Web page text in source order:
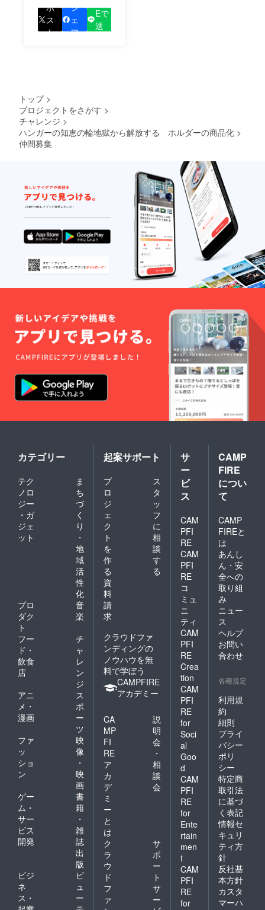
をして、あなたが応援
しているプロジェクト
の良さを知ってもらい
ポ
ス
ト
シ
ェ
ア
Eで
送
トップ >
プロジェクトをさがす >
チャレンジ >
ハンガーの知恵の輪地獄から解放する ホルダーの商品化 >
仲間募集
カテゴリー
テク
ノロ
ジー
・ガ
ジェ
ット
ま
ち
づ
く
り
・
地
域
活
性
化
プロ
ダク
ト
音
楽
フー
ド・
飲食
店
チ
ャ
レ
ン
ジ
アニ
メ・
漫画
ス
ポ
ー
ツ
ファ
ッ
ショ
ン
映
像
・
映
画
ゲー
ム・
サー
ビス
開発
書
籍
・
雑
誌
出
版
ビジ
ネ
ス・
ビ
ュ
ー
起案サポート
プ
ロ
ジ
ェ
ク
ト
を
作
る
ス
タ
ッ
フ
に
相
談
す
る
資
料
請
求
クラウドファ
ンディングの
ノウハウを無
料で学ぼう
CAMPFIRE
アカデミー
CA
MP
FI
RE
ア
カ
デ
ミ
ー
と
は
説
明
会
・
相
談
会
ク
ラ
ウ
ド
フ
ァ
サ
ポ
ー
ト
サ
ー
サ
ー
ビ
ス
CAM
PFI
RE
CAM
PFI
RE
コ
ミュ
ニ
ティ
CAM
PFI
RE
Crea
tion
CAM
PFI
RE
for
Soci
al
Goo
d
CAM
PFI
RE
for
Ente
rtain
men
t
CAM
PFI
RE
for
CAMP
FIRE
につい
て
CAMP
FIREと
は
あんし
ん・安
全への
取り組
み
ニュー
ス
ヘルプ
お問い
合わせ
各種規定
利用規
約
細則
プライ
バシー
ポリ
シー
特定商
取引法
に基づ
く表記
情報セ
キュリ
ティ方
針
反社基
本方針
カスタ
マーハ